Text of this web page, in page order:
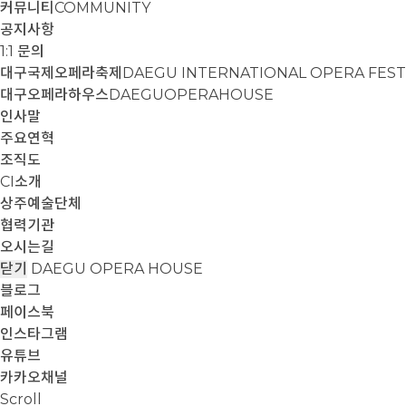
커뮤니티 COMMUNITY
공지사항
1:1 문의
대구국제오페라축제 DAEGU INTERNATIONAL OPERA
대구오페라하우스DAEGUOPERAHOUSE
인사말
주요연혁
조직도
CI소개
상주예술단체
협력기관
오시는길
닫기 DAEGU OPERA HOUSE
블로그
페이스북
인스타그램
유튜브
카카오채널
Scroll